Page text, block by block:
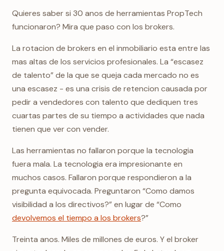
Quieres saber si 30 anos de herramientas PropTech
funcionaron? Mira que paso con los brokers.
La rotacion de brokers en el inmobiliario esta entre las
mas altas de los servicios profesionales. La “escasez
de talento” de la que se queja cada mercado no es
una escasez - es una crisis de retencion causada por
pedir a vendedores con talento que dediquen tres
cuartas partes de su tiempo a actividades que nada
tienen que ver con vender.
Las herramientas no fallaron porque la tecnologia
fuera mala. La tecnologia era impresionante en
muchos casos. Fallaron porque respondieron a la
pregunta equivocada. Preguntaron “Como damos
visibilidad a los directivos?” en lugar de “Como
devolvemos el tiempo a los brokers?”
Treinta anos. Miles de millones de euros. Y el broker